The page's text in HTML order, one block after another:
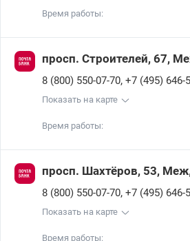
Время работы:
просп. Строителей, 67,
8 (800) 550-07-70, +7 (495) 646-
Показать на карте
Время работы:
просп. Шахтёров, 53,
8 (800) 550-07-70, +7 (495) 646-
Показать на карте
Время работы: